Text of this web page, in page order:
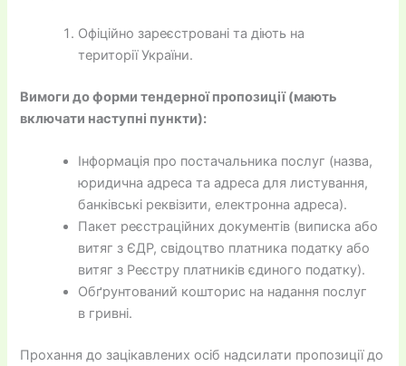
Офіційно зареєстровані та діють на
території України.
Вимоги до форми тендерної пропозиції (мають
включати наступні пункти):
Інформація про постачальника послуг (назва,
юридична адреса та адреса для листування,
банківські реквізити, електронна адреса).
Пакет реєстраційних документів (виписка або
витяг з ЄДР, свідоцтво платника податку або
витяг з Реєстру платників єдиного податку).
Обґрунтований кошторис на надання послуг
в гривні.
Прохання до зацікавлених осіб надсилати пропозиції до